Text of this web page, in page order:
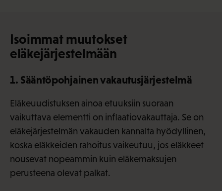
Isoimmat muutokset
eläkejärjestelmään
1. Sääntöpohjainen vakautusjärjestelmä
Eläkeuudistuksen ainoa etuuksiin suoraan
vaikuttava elementti on inflaatiovakauttaja. Se on
eläkejärjestelmän vakauden kannalta hyödyllinen,
koska eläkkeiden rahoitus vaikeutuu, jos eläkkeet
nousevat nopeammin kuin eläkemaksujen
perusteena olevat palkat.